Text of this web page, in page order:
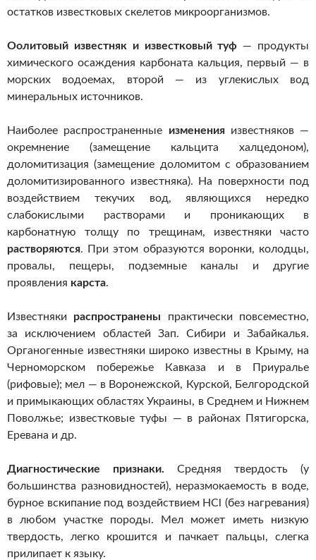
остатков известковых скелетов микроорганизмов.
Оолитовый известняк и известковый туф — продукты
химического осаждения карбоната кальция, первый — в
морских водоемах, второй — из углекислых вод
минеральных источников.
Наиболее распространенные измененияизвестняков —
окремнение (замещение кальцита халцедоном),
доломитизация (замещение доломитом с образованием
доломитизированного известняка). На поверхности под
воздействием текучих вод, являющихся нередко
слабокислыми растворами и проникающих в
карбонатную толщу по трещинам, известняки часто
растворяются. При этом образуются воронки, колодцы,
провалы, пещеры, подземные каналы и другие
проявления карста.
Известняки распространены практически повсеместно,
за исключением областей Зап. Сибири и Забайкалья.
Органогенные известняки широко известны в Крыму, на
Черноморском побережье Кавказа и в Приуралье
(рифовые); мел — в Воронежской, Курской, Белгородской
и примыкающих областях Украины, в Среднем и Нижнем
Поволжье; известковые туфы — в районах Пятигорска,
Еревана и др.
Диагностические признаки. Средняя твердость (у
большинства разновидностей), неразмокаемость в воде,
бурное вскипание под воздействием НСl (без нагревания)
в любом участке породы. Мел может иметь низкую
твердость, легко крошится и пачкает пальцы, слегка
прилипает к языку.